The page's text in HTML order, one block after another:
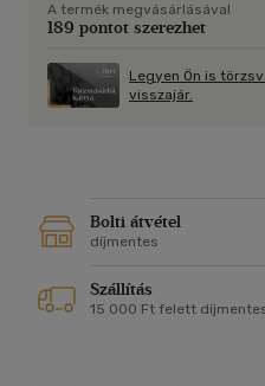
A termék megvásárlásával
189 pontot szerezhet
Legyen Ön is
visszajár.
Bolti átvétel
díjmentes
Szállítás
15 000 Ft felett